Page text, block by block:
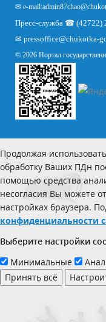
✉ e-mail:
Пресс-служба ☎ (42722)
✉ pressoffice@chukotka-
© 2026 Портал
Продолжая
обработку Ваших ПДн
помощью средства
несогласия Вы можете
настройках браузера.
конфиденциальности
Выберите настройки
Минимальные
Принять всё